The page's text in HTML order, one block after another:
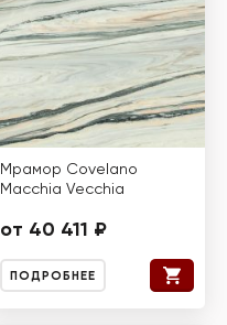
Мрамор Covelano
Macchia Vecchia
от 40 411 ₽
ПОДРОБНЕЕ